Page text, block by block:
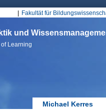
Fakultät für
und
Learning
Michael Kerres